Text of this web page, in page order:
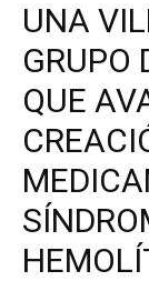
UNA
GRUPO
QUE